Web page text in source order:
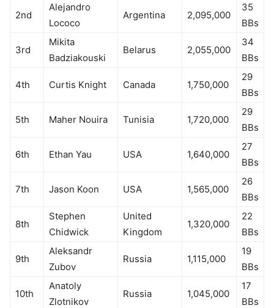
2nd
Alejandro
Lococo
Argentina 2,095,000
35
BBs
3rd
Mikita
Badziakouski
Belarus 2,055,000
34
BBs
4th Curtis Knight Canada 1,750,000
29
BBs
5th Maher Nouira Tunisia 1,720,000
29
BBs
6th Ethan Yau USA 1,640,000
27
BBs
7th Jason Koon USA 1,565,000
26
BBs
8th
Stephen
Chidwick
United
Kingdom
1,320,000
22
BBs
9th
Aleksandr
Zubov
Russia 1,115,000
19
BBs
10th
Anatoly
Zlotnikov
Russia 1,045,000
17
BBs